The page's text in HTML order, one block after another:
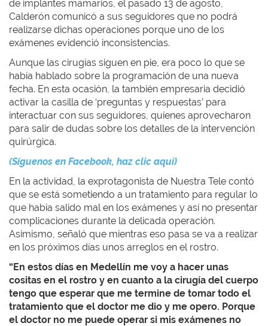
de implantes mamarios, el pasado 13 de agosto,
Calderón comunicó a sus seguidores que no podrá
realizarse dichas operaciones porque uno de los
exámenes evidenció inconsistencias.
Aunque las cirugías siguen en pie, era poco lo que se
había hablado sobre la programación de una nueva
fecha. En esta ocasión, la también empresaria decidió
activar la casilla de ‘preguntas y respuestas’ para
interactuar con sus seguidores, quienes aprovecharon
para salir de dudas sobre los detalles de la intervención
quirúrgica.
(Síguenos en Facebook, haz clic aquí)
En la actividad, la exprotagonista de Nuestra Tele contó
que se está sometiendo a un tratamiento para regular lo
que había salido mal en los exámenes y así no presentar
complicaciones durante la delicada operación.
Asimismo, señaló que mientras eso pasa se va a realizar
en los próximos días unos arreglos en el rostro.
“En estos días en Medellín me voy a hacer unas
cositas en el rostro y en cuanto a la cirugía del cuerpo
tengo que esperar que me termine de tomar todo el
tratamiento que el doctor me dio y me opero. Porque
el doctor no me puede operar si mis exámenes no